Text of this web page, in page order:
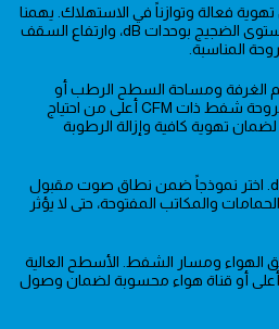
فعالة وتوازناً في الاستهلاك. يهمنا
قياس تدفق الهواء (CFM)، ومستوى الضجيج بوحدات dB، وارتفاع السقف
المناسبة.
الغرفة ومساحة السطح الرطب أو
المطبخ. عادةً ما نفضل اختيار مروحة شفط ذات CFM أعلى من احتياج
بمقدار 1.0 إلى 1.5 مرة لضمان تهوية كافية وإزالة الرطوبة
تقيسها مقاييس dB. اختر نموذجاً ضمن نطاق صوت مقبول
والمكاتب المفتوحة، حتى لا يؤثر
الهواء ومسار الشفط. الأسطح العالية
أو قناة هواء محسوبة لضمان وصول